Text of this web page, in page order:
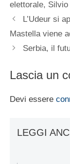
elettorale, Silvio
L’Udeur si
Mastella viene
Serbia, il
Lascia un
Devi essere
LEGGI